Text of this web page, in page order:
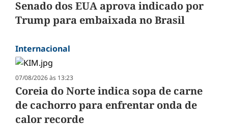
Senado dos EUA aprova indicado por
Trump para embaixada no Brasil
Internacional
07/08/2026 às 13:23
Coreia do Norte indica sopa de carne
de cachorro para enfrentar onda de
calor recorde